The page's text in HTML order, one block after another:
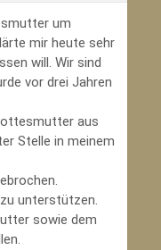
um
mir heute sehr
will. Wir sind
vor drei Jahren
aus
Stelle in meinem
unterstützen.
sowie dem